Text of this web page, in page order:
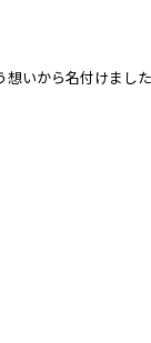
いから名付けま